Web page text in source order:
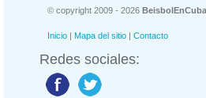
© copyright 2009 - 2026
Inicio | Mapa del sitio | Contacto
Redes sociales: